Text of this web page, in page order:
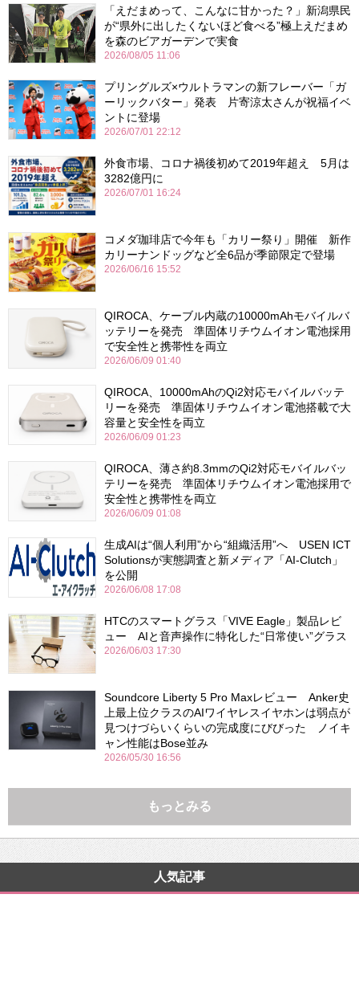
「えだまめって、こんなに甘かった？」新潟県民
が“県外に出したくないほど食べる”極上えだまめ
を森のビアガーデンで実食
2026/08/05 11:06
プリングルズ×ウルトラマンの新フレーバー「ガ
ーリックバター」発表 片寄涼太さんが祝福イベ
ントに登場
2026/07/01 22:12
外食市場、コロナ禍後初めて2019年超え 5月は
3282億円に
2026/07/01 16:24
コメダ珈琲店で今年も「カリー祭り」開催 新作
カリーナンドッグなど全6品が季節限定で登場
2026/06/16 15:52
QIROCA、ケーブル内蔵の10000mAhモバイルバ
ッテリーを発売 準固体リチウムイオン電池採用
で安全性と携帯性を両立
2026/06/09 01:40
QIROCA、10000mAhのQi2対応モバイルバッテ
リーを発売 準固体リチウムイオン電池搭載で大
容量と安全性を両立
2026/06/09 01:23
QIROCA、薄さ約8.3mmのQi2対応モバイルバッ
テリーを発売 準固体リチウムイオン電池採用で
安全性と携帯性を両立
2026/06/09 01:08
生成AIは“個人利用”から“組織活用”へ USEN ICT
Solutionsが実態調査と新メディア「AI-Clutch」
を公開
2026/06/08 17:08
HTCのスマートグラス「VIVE Eagle」製品レビ
ュー AIと音声操作に特化した“日常使い”グラス
2026/06/03 17:30
Soundcore Liberty 5 Pro Maxレビュー Anker史
上最上位クラスのAIワイヤレスイヤホンは弱点が
見つけづらいくらいの完成度にびびった ノイキ
ャン性能はBose並み
2026/05/30 16:56
もっとみる
人気記事